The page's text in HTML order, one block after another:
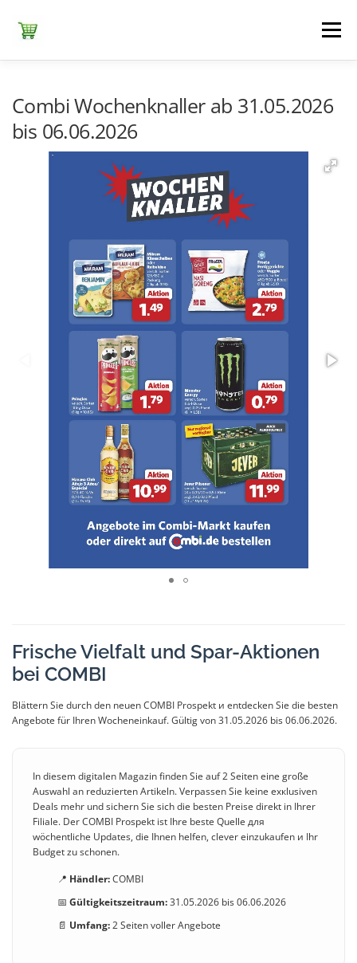
Inhalt
springen
Menü
LIDL NETTO DISCOUNT NORMA REWE
Combi Wochenknaller ab 31.05.2026
bis 06.06.2026
Frische Vielfalt und Spar-Aktionen
bei COMBI
Blättern Sie durch den neuen COMBI Prospekt и entdecken Sie die besten
Angebote für Ihren Wocheneinkauf. Gültig von 31.05.2026 bis 06.06.2026.
In diesem digitalen Magazin finden Sie auf 2 Seiten eine große
Auswahl an reduzierten Artikeln. Verpassen Sie keine exкlusiven
Deals mehr und sichern Sie sich die besten Preise direkt in Ihrer
Filiale. Der COMBI Prospekt ist Ihre beste Quelle для
wöchentliche Updates, die Ihnen helfen, clever einzukaufen и Ihr
Budget zu schonen.
📍 Händler:COMBI
📅 Gültigkeitszeitraum:31.05.2026 bis 06.06.2026
📄 Umfang:2 Seiten voller Angebote